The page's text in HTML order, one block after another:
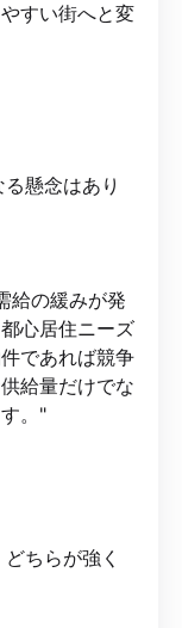
すい街へと変
懸念はあり
給の緩みが発
心居住ニーズ
であれば競争
給量だけでな
。"
ちらが強く